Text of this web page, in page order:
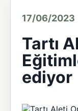
17/06/2023
Tartı
ediyor